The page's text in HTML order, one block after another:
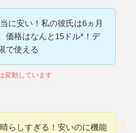
に安い！私の彼氏は6ヵ月
価格はなんと15ドル*！デ
で使える
変動しています
らしすぎる！安いのに機能